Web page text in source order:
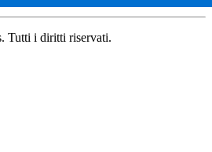
Tutti i diritti riservati.